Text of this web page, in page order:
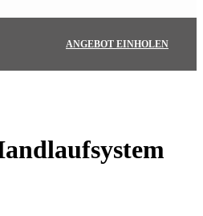
ANGEBOT EINHOLEN